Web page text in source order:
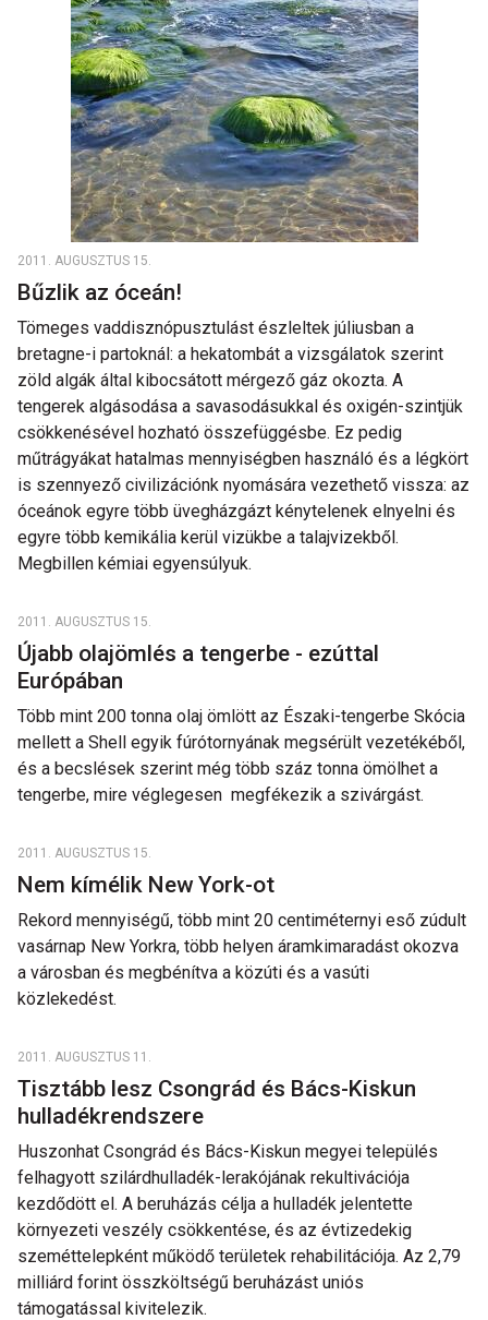
2011. AUGUSZTUS 15.
Bűzlik az óceán!
Tömeges vaddisznópusztulást észleltek júliusban a
bretagne-i partoknál: a hekatombát a vizsgálatok szerint
zöld algák által kibocsátott mérgező gáz okozta. A
tengerek algásodása a savasodásukkal és oxigén-szintjük
csökkenésével hozható összefüggésbe. Ez pedig
műtrágyákat hatalmas mennyiségben használó és a légkört
is szennyező civilizációnk nyomására vezethető vissza: az
óceánok egyre több üvegházgázt kénytelenek elnyelni és
egyre több kemikália kerül vizükbe a talajvizekből.
Megbillen kémiai egyensúlyuk.
2011. AUGUSZTUS 15.
Újabb olajömlés a tengerbe - ezúttal
Európában
Több mint 200 tonna olaj ömlött az Északi-tengerbe Skócia
mellett a Shell egyik fúrótornyának megsérült vezetékéből,
és a becslések szerint még több száz tonna ömölhet a
tengerbe, mire véglegesen megfékezik a szivárgást.
2011. AUGUSZTUS 15.
Nem kímélik New York-ot
Rekord mennyiségű, több mint 20 centiméternyi eső zúdult
vasárnap New Yorkra, több helyen áramkimaradást okozva
a városban és megbénítva a közúti és a vasúti
közlekedést.
2011. AUGUSZTUS 11.
Tisztább lesz Csongrád és Bács-Kiskun
hulladékrendszere
Huszonhat Csongrád és Bács-Kiskun megyei település
felhagyott szilárdhulladék-lerakójának rekultivációja
kezdődött el. A beruházás célja a hulladék jelentette
környezeti veszély csökkentése, és az évtizedekig
szeméttelepként működő területek rehabilitációja. Az 2,79
milliárd forint összköltségű beruházást uniós
támogatással kivitelezik.